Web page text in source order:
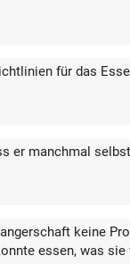
für das
er manchmal
keine
essen, was sie